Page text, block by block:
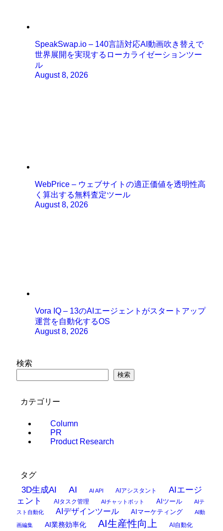
SpeakSwap.io – 140言語対応AI動画吹き替えで
世界展開を実現するローカライゼーションツー
ル
August 8, 2026
WebPrice – ウェブサイトの適正価値を透明性高
く算出する無料査定ツール
August 8, 2026
Vora IQ – 13のAIエージェントがスタートアップ
運営を自動化するOS
August 8, 2026
検索
検索
カテゴリー
Column
PR
Product Research
タグ
3D生成AI AI AI API AIアシスタント
AIエージ
ェント
AIタスク管理 AIチャットボット AIツール
AIテ
スト自動化
AIデザインツール AIマーケティング AI動
画編集 AI業務効率化 AI生産性向上 AI自動化